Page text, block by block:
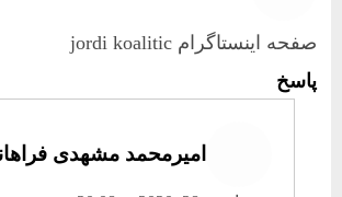
صفحه اینستاگرام jordi koalitic
پاسخ
امیرمحمد مشهدی